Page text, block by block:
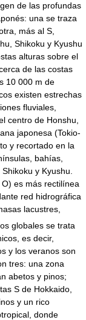
de las profundas
una se traza
más al S,
Shikoku y Kyushu
alturas sobre el
de las costas
10 000 m de
existen estrechas
fluviales,
centro de Honshu,
japonesa (Tokio-
y recortado en la
bahías,
y Kyushu.
O) es más rectilínea
red hidrográfica
lacustres,
globales se trata
es decir,
y los veranos son
tres: una zona
abetos y pinos;
S de Hokkaido,
y un rico
donde